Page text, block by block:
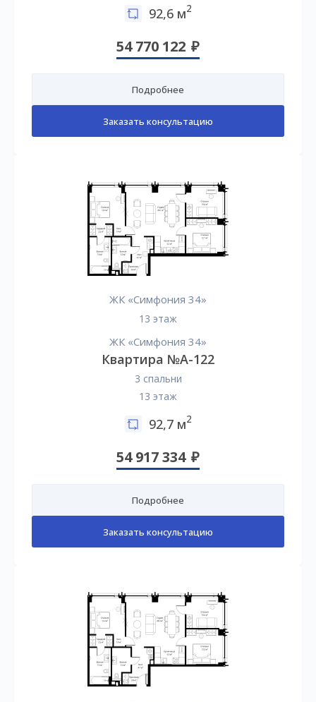
92,6 м2
54 770 122
Подробнее
Заказать консультацию
ЖК «Симфония 34»
13 этаж
ЖК «Симфония 34»
Квартира №А-122
3 спальни
13 этаж
92,7 м2
54 917 334
Подробнее
Заказать консультацию